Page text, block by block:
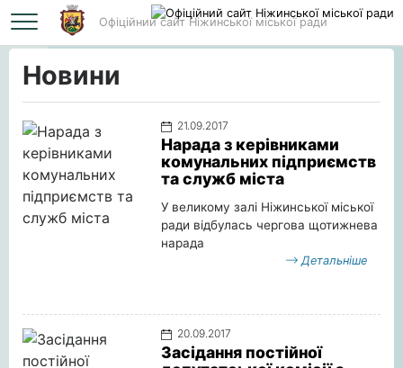
Офіційний сайт Ніжинської міської ради
Головна Новини
Новини
21.09.2017
Нарада з керівниками
комунальних підприємств
та служб міста
У великому залі Ніжинської міської
ради відбулась чергова щотижнева
нарада
Детальніше
20.09.2017
Засідання постійної